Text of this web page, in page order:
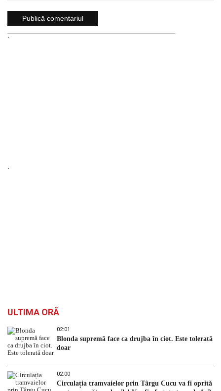
`
`
ULTIMA ORĂ
02:01
Blonda supremă face ca drujba în ciot. Este tolerată
doar
02:00
Circulația tramvaielor prin Târgu Cucu va fi oprită